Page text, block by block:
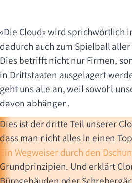
«Die Cloud» wird sprichwörtlich
dadurch auch zum Spielball
Dies betrifft nicht nur Firmen,
in Drittstaaten ausgelagert
geht uns alle an, weil sowohl
davon abhängen.
Dies ist der dritte Teil unserer
dass man nicht alles in einen
Ein Wegweiser durch den
Grundprinzipien. Und erklärt